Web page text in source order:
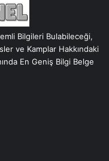
Bilgileri Bulabileceği,
ve Kamplar Hakkındaki
En Geniş Bilgi Belge